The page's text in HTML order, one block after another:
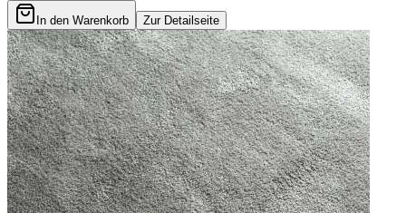
In den Warenkorb Zur Detailseite